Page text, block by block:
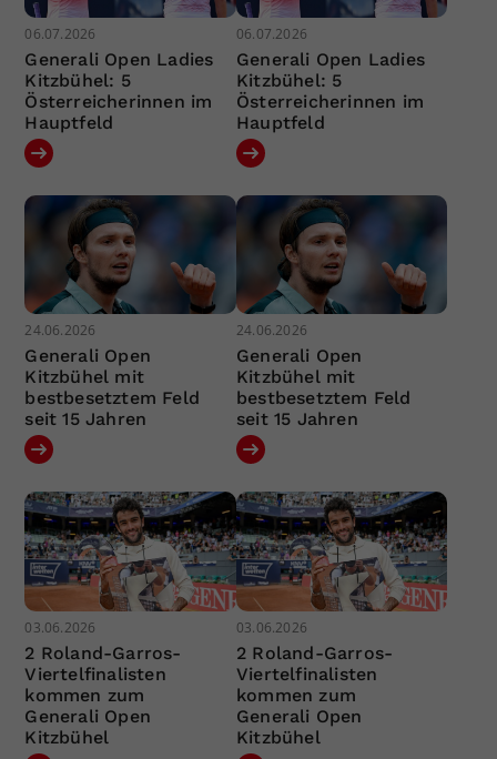
06.07.2026
Generali Open Ladies
Kitzbühel: 5
Österreicherinnen im
Hauptfeld
06.07.2026
Generali Open Ladies
Kitzbühel: 5
Österreicherinnen im
Hauptfeld
24.06.2026
Generali Open
Kitzbühel mit
bestbesetztem Feld
seit 15 Jahren
24.06.2026
Generali Open
Kitzbühel mit
bestbesetztem Feld
seit 15 Jahren
03.06.2026
2 Roland-Garros-
Viertelfinalisten
kommen zum
Generali Open
Kitzbühel
03.06.2026
2 Roland-Garros-
Viertelfinalisten
kommen zum
Generali Open
Kitzbühel